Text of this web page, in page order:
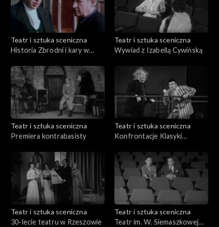
Teatr i sztuka sceniczna
Historia Zbrodni i kary w
Teatr i sztuka sceniczna
Wywiad z Izabellą Cywińską
Teatr i sztuka sceniczna
Premiera kontrabasisty
Teatr i sztuka sceniczna
Konfrontacje Klasyki
Teatr i sztuka sceniczna
30-lecie teatru w Rzeszowie
Teatr i sztuka sceniczna
Teatr im. W. Siemaszkowej